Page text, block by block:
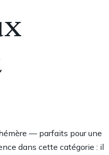
— parfaits pour une
dans cette catégorie : il